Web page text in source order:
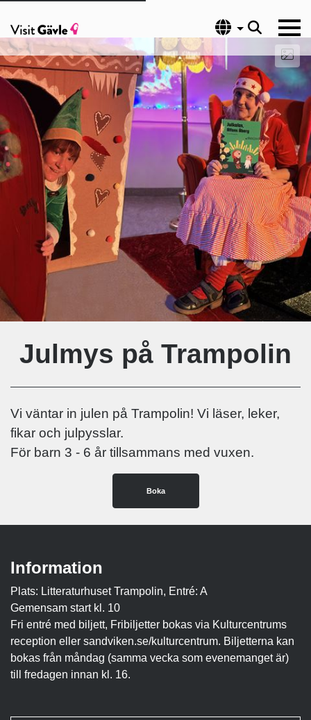
Språk
Julmys på Trampolin
Vi väntar in julen på Trampolin! Vi läser, leker,
fikar och julpysslar.
För barn 3 - 6 år tillsammans med vuxen.
Boka
Information
Plats: Litteraturhuset Trampolin, Entré: A
Gemensam start kl. 10
Fri entré med biljett, Fribiljetter bokas via Kulturcentrums
reception eller sandviken.se/kulturcentrum. Biljetterna kan
bokas från måndag (samma vecka som evenemanget är)
till fredagen innan kl. 16.